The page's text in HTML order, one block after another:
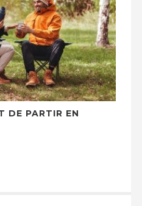
DE PARTIR EN